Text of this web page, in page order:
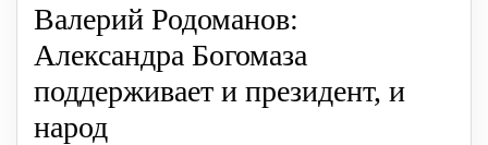
Валерий Родоманов:
Александра Богомаза
поддерживает и президент, и
народ